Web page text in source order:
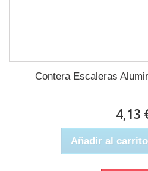
Contera Escaleras
4,13
Añadir al carrito